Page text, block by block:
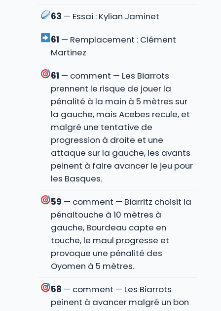
63 — Essai : Kylian Jaminet
61 — Remplacement : Clément
Martinez
61 — comment — Les Biarrots
prennent le risque de jouer la
pénalité à la main à 5 mètres sur
la gauche, mais Acebes recule, et
malgré une tentative de
progression à droite et une
attaque sur la gauche, les avants
peinent à faire avancer le jeu pour
les Basques.
59 — comment — Biarritz choisit la
pénaltouche à 10 mètres à
gauche, Bourdeau capte en
touche, le maul progresse et
provoque une pénalité des
Oyomen à 5 mètres.
58 — comment — Les Biarrots
peinent à avancer malgré un bon